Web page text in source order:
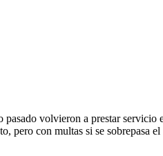
pasado volvieron a prestar
pero con multas si se sobrepasa